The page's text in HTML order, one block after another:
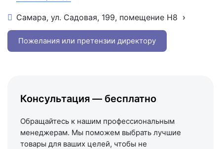
Самара, ул. Садовая, 199, помещение Н8
+7 (993) 993-77-22
Написать в МАКС
Схема проезда
Пожелания или претензии директору
Консультация — бесплатно
Обращайтесь к нашим профессиональным
менеджерам. Мы поможем выбрать лучшие
товары для ваших целей, чтобы не